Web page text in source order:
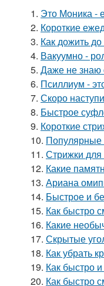
1. Это Моника -
2. Короткие
3. Как дожить
4. Вакуумно -
5. Даже не знаю
6. Псиллиум -
7. Скоро
8. Быстрое
9. Короткие
10. Популярные
11. Стрижки для
12. Какие
13. Ариана
14. Быстрое и
15. Как быстро
16. Какие
17. Скрытые
18. Как убрать
19. Как быстро
20. Как быстро